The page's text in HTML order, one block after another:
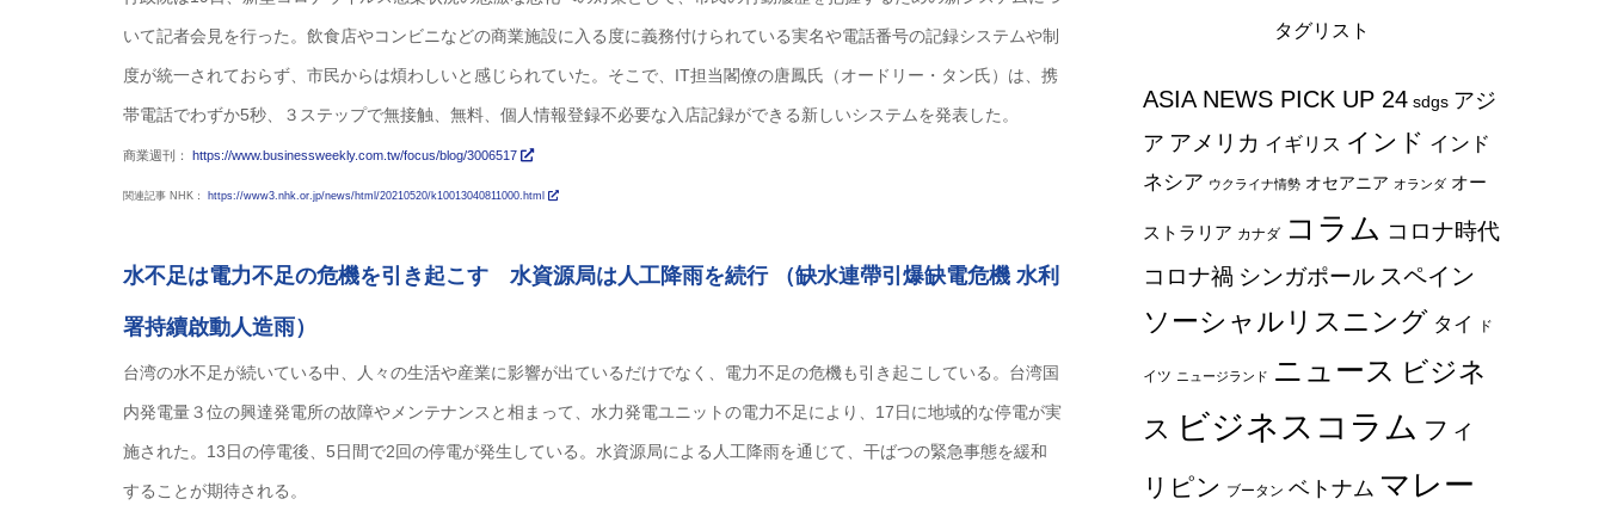
いて記者会見を行った。飲食店やコンビニなどの商業施設に入る度に義務付けられている実名や電話番号の記録システムや制
度が統一されておらず、市民からは煩わしいと感じられていた。そこで、IT担当閣僚の唐鳳氏（オードリー・タン氏）は、携
帯電話でわずか5秒、３ステップで無接触、無料、個人情報登録不必要な入店記録ができる新しいシステムを発表した。
商業週刊： https://www.businessweekly.com.tw/focus/blog/3006517
関連記事 NHK： https://www3.nhk.or.jp/news/html/20210520/k10013040811000.html
水不足は電力不足の危機を引き起こす 水資源局は人工降雨を続行 （缺水連帶引爆缺電危機 水利
署持續啟動人造雨）
台湾の水不足が続いている中、人々の生活や産業に影響が出ているだけでなく、電力不足の危機も引き起こしている。台湾国
内発電量３位の興達発電所の故障やメンテナンスと相まって、水力発電ユニットの電力不足により、17日に地域的な停電が実
施された。13日の停電後、5日間で2回の停電が発生している。水資源局による人工降雨を通じて、干ばつの緊急事態を緩和
することが期待される。
タグリスト
ASIA NEWS PICK UP 24 sdgs アジ
ア アメリカ イギリス インド インド
ネシア ウクライナ情勢 オセアニア オランダ オー
ストラリア カナダ コラム コロナ時代
コロナ禍 シンガポール スペイン
ソーシャルリスニング タイ ド
イツ ニュージランド ニュース ビジネ
ス ビジネスコラム フィ
リピン ブータン ベトナム マレー